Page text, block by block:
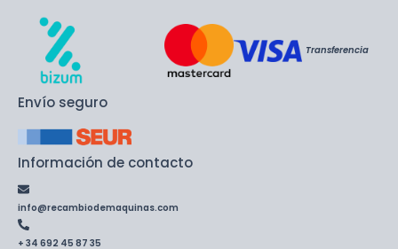
Transferencia
Envío seguro
Información de contacto
info@recambiodemaquinas.com
+ 34 692 45 87 35